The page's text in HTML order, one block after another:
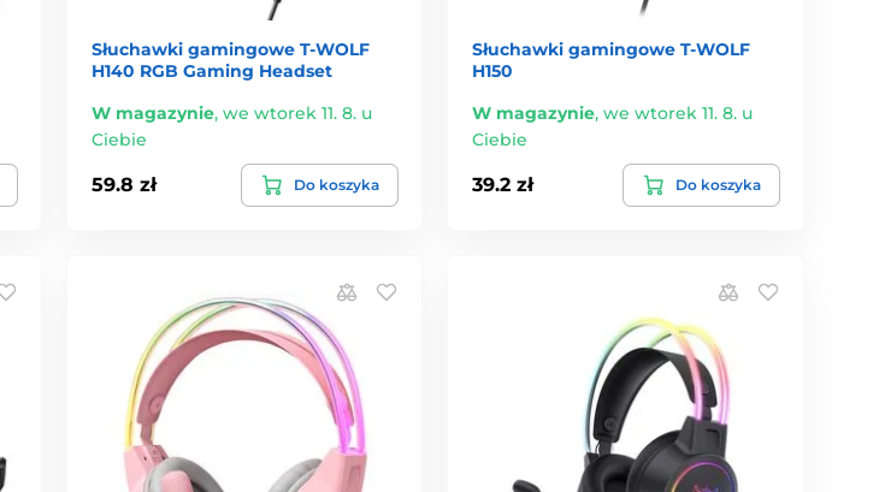
Słuchawki gamingowe T-WOLF
H140 RGB Gaming Headset
W magazynie, we wtorek 11. 8. u
Ciebie
59.8 zł Do koszyka
Słuchawki gamingowe T-WOLF
H150
W magazynie,we wtorek 11. 8. u
Ciebie
39.2 zł Do koszyka